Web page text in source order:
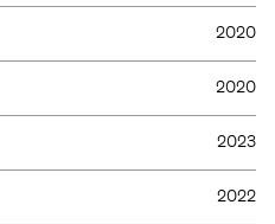
2020
2020
2023
2022